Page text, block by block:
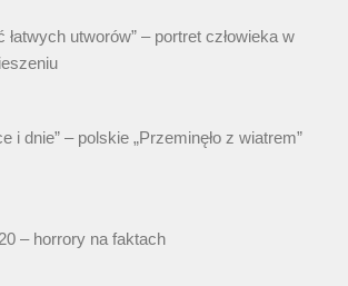
łatwych utworów” – portret człowieka w
i dnie” – polskie „Przeminęło z wiatrem”
– horrory na faktach